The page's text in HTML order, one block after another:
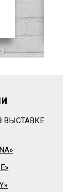
ВЫСТАВКЕ